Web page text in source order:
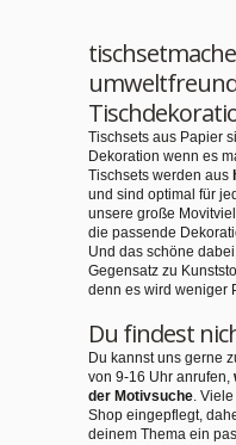
Tischsets aus Papier
Dekoration wenn es
Tischsets werden aus
und sind optimal für
unsere große
die passende
Und das schöne
Gegensatz zu
denn es wird weniger
Du findest
Du kannst uns gerne
von 9-16 Uhr anrufen,
der Motivsuche.
Shop eingepflegt,
deinem Thema ein